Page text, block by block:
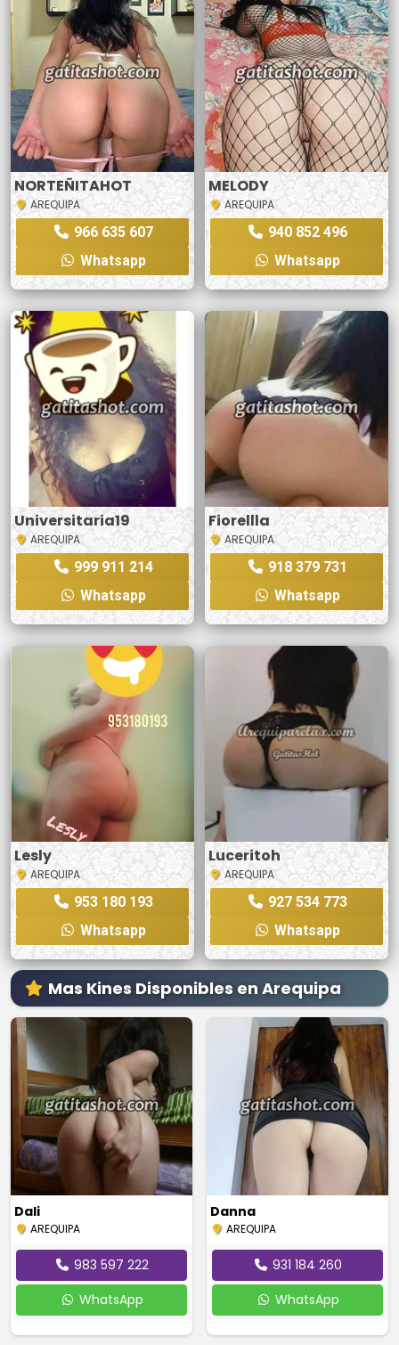
NORTEÑITAHOT
AREQUIPA
966 635 607
Whatsapp
MELODY
AREQUIPA
940 852 496
Whatsapp
Universitaria19
AREQUIPA
999 911 214
Whatsapp
Fiorellla
AREQUIPA
918 379 731
Whatsapp
Lesly
AREQUIPA
953 180 193
Whatsapp
Luceritoh
AREQUIPA
927 534 773
Whatsapp
Mas Kines Disponibles en Arequipa
Dali
AREQUIPA
983 597 222
WhatsApp
Danna
AREQUIPA
931 184 260
WhatsApp